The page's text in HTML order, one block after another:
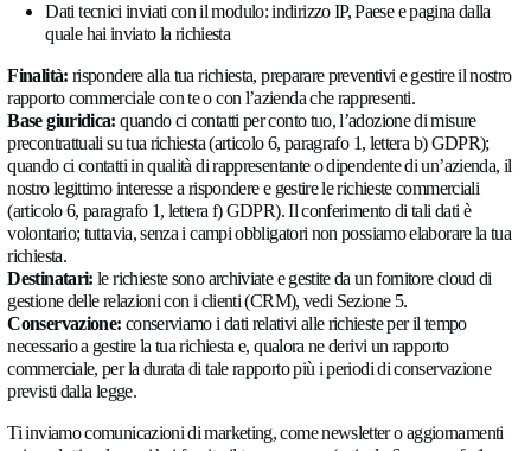
da attacchi e abusi.
Base giuridica:il nostro legittimo interesse a gestire un sito
funzionale (articolo 6, paragrafo 1, lettera f) GDPR).
Conservazione:i dati dei log del server sono conservati per
periodo a fini di sicurezza e successivamente eliminati o
3.2 Richieste di contatto e preventivo
Quando utilizzi il nostro modulo di contatto o richiedi un
prodotto, raccogliamo:
Nome, ragione sociale, indirizzo e-mail, numero di
Il tuo messaggio, il prodotto di tuo interesse e,
quantità richiesta
Dati tecnici inviati con il modulo: indirizzo IP, Paese e
quale hai inviato la richiesta